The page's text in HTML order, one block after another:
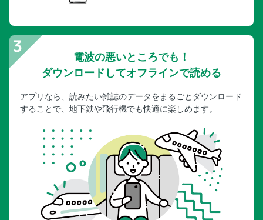
電波の悪いところでも！
ダウンロードしてオフラインで読める
アプリなら、読みたい雑誌のデータをまるごとダウンロード
することで、地下鉄や飛行機でも快適に楽しめます。